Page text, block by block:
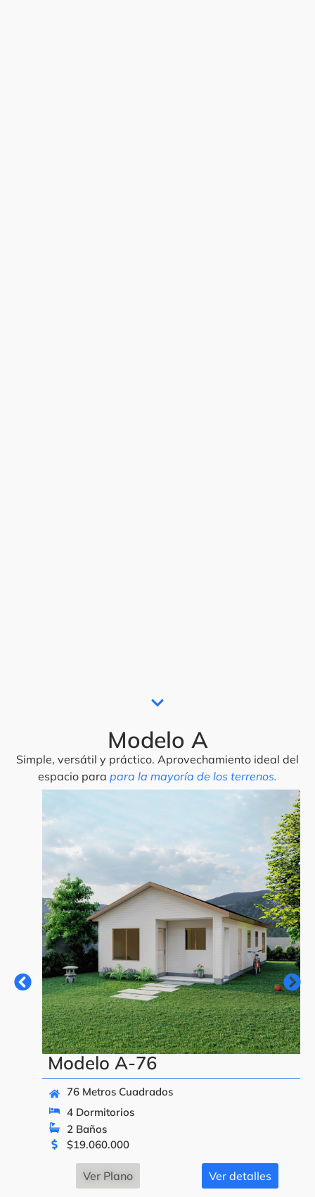
Modelo A
Simple, versátil y práctico. Aprovechamiento ideal del
espacio para para la mayoría de los terrenos.
Modelo A-76
76 Metros Cuadrados
4 Dormitorios
2 Baños
$19.060.000
Ver Plano Ver detalles